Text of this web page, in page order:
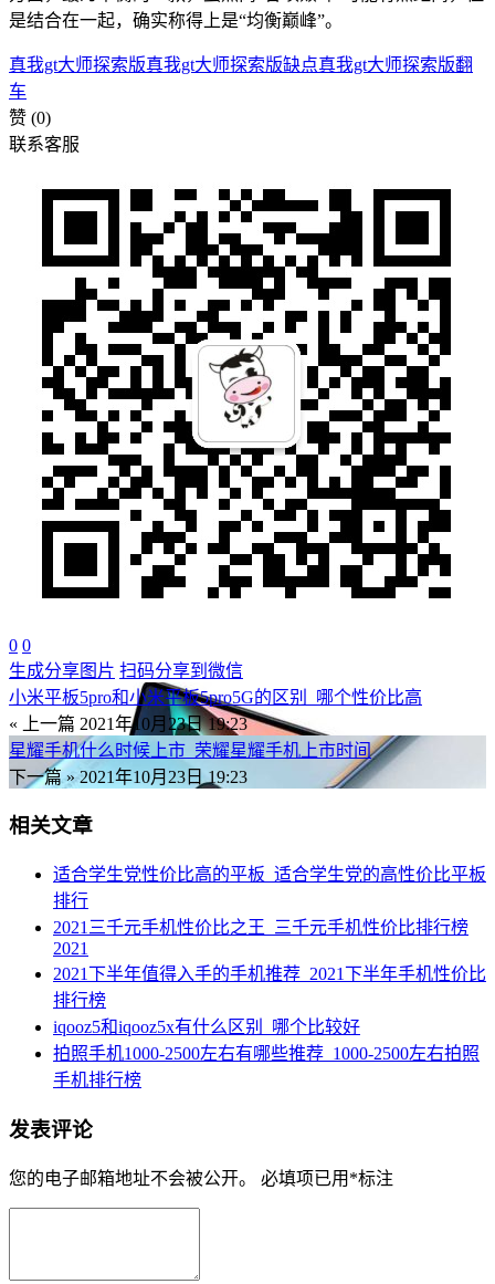
是结合在一起，确实称得上是“均衡巅峰”。
真我gt大师探索版真我gt大师探索版缺点真我gt大师探索版翻
车
赞 (0)
联系客服
0 0
生成分享图片 扫码分享到微信
小米平板5pro和小米平板5pro5G的区别_哪个性价比高
« 上一篇 2021年10月23日 19:23
星耀手机什么时候上市_荣耀星耀手机上市时间
下一篇 » 2021年10月23日 19:23
相关文章
适合学生党性价比高的平板_适合学生党的高性价比平板
排行
2021三千元手机性价比之王_三千元手机性价比排行榜
2021
2021下半年值得入手的手机推荐_2021下半年手机性价比
排行榜
iqooz5和iqooz5x有什么区别_哪个比较好
拍照手机1000-2500左右有哪些推荐_1000-2500左右拍照
手机排行榜
发表评论
您的电子邮箱地址不会被公开。 必填项已用 *标注